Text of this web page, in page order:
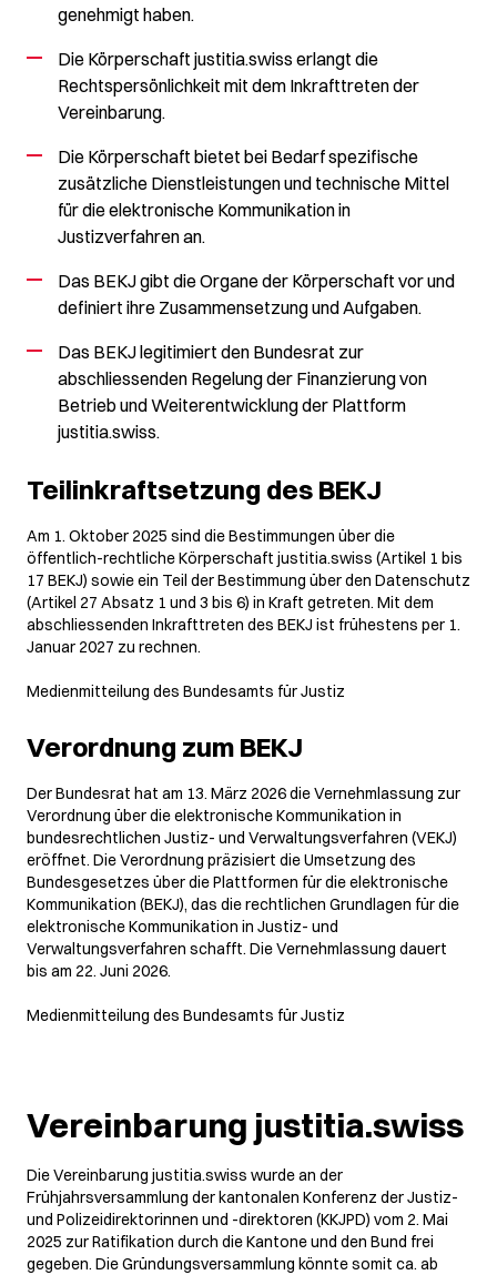
genehmigt haben.
Die Körperschaft justitia.swiss erlangt die
Rechtspersönlichkeit mit dem Inkrafttreten der
Vereinbarung.
Die Körperschaft bietet bei Bedarf spezifische
zusätzliche Dienstleistungen und technische Mittel
für die elektronische Kommunikation in
Justizverfahren an.
Das BEKJ gibt die Organe der Körperschaft vor und
definiert ihre Zusammensetzung und Aufgaben.
Das BEKJ legitimiert den Bundesrat zur
abschliessenden Regelung der Finanzierung von
Betrieb und Weiterentwicklung der Plattform
justitia.swiss.
Teilinkraftsetzung des BEKJ
Am 1. Oktober 2025 sind die Bestimmungen über die
öffentlich-rechtliche Körperschaft justitia.swiss (Artikel 1 bis
17 BEKJ) sowie ein Teil der Bestimmung über den Datenschutz
(Artikel 27 Absatz 1 und 3 bis 6) in Kraft getreten. Mit dem
abschliessenden Inkrafttreten des BEKJ ist frühestens per 1.
Januar 2027 zu rechnen.
Medienmitteilung des Bundesamts für Justiz
Verordnung zum BEKJ
Der Bundesrat hat am 13. März 2026 die Vernehmlassung zur
Verordnung über die elektronische Kommunikation in
bundesrechtlichen Justiz- und Verwaltungsverfahren (VEKJ)
eröffnet. Die Verordnung präzisiert die Umsetzung des
Bundesgesetzes über die Plattformen für die elektronische
Kommunikation (BEKJ), das die rechtlichen Grundlagen für die
elektronische Kommunikation in Justiz- und
Verwaltungsverfahren schafft. Die Vernehmlassung dauert
bis am 22. Juni 2026.
Medienmitteilung des Bundesamts für Justiz
Vereinbarung justitia.swiss
Die Vereinbarung justitia.swiss wurde an der
Frühjahrsversammlung der kantonalen Konferenz der Justiz-
und Polizeidirektorinnen und -direktoren (KKJPD) vom 2. Mai
2025 zur Ratifikation durch die Kantone und den Bund frei
gegeben. Die Gründungsversammlung könnte somit ca. ab